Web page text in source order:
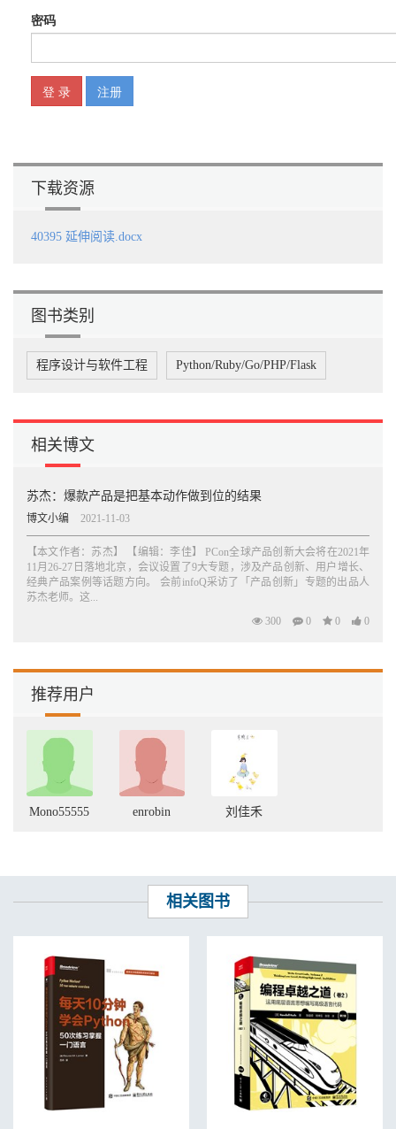
下载资源
40395 延伸阅读.docx
图书类别
程序设计与软件工程 Python/Ruby/Go/PHP/Flask
相关博文
苏杰：爆款产品是把基本动作做到位的结果
博文小编 2021-11-03
【本文作者：苏杰】 【编辑：李佳】 PCon全球产品创新大会将在2021年
11月26-27日落地北京，会议设置了9大专题，涉及产品创新、用户增长、
经典产品案例等话题方向。 会前infoQ采访了「产品创新」专题的出品人
苏杰老师。这...
300
0 0 0
推荐用户
Mono55555 enrobin 刘佳禾
相关图书